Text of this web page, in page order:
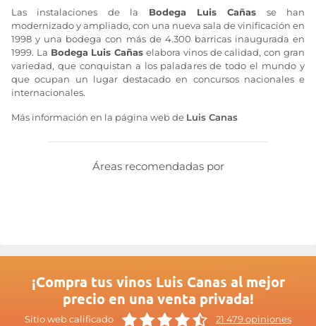
Las instalaciones de la Bodega Luis Cañas se han
modernizado y ampliado, con una nueva sala de vinificación en
1998 y una bodega con más de 4.300 barricas inaugurada en
1999. La Bodega Luis Cañas elabora vinos de calidad, con gran
variedad, que conquistan a los paladares de todo el mundo y
que ocupan un lugar destacado en concursos nacionales e
internacionales.
Más información en la página web de Luis Canas
Áreas recomendadas por
¡Compra tus vinos Luis Canas al mejor
precio en una venta privada!
Sitio web calificado 21 479 opiniones